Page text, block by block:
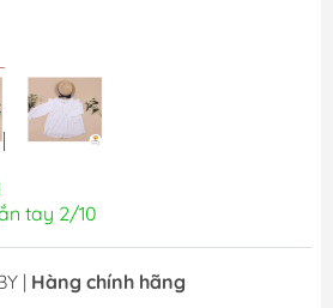
tay 2/10
| Hàng chính hãng